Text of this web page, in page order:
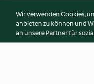
Wir verwenden Cookies,
anbieten zu können und
an unsere Partner für